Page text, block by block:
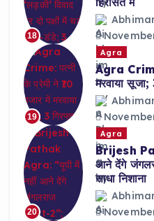
18
19
Agra
Agra
मरवाया सूजा;
20
Agra
Brijesh
आने देंगे
साधा निशाना